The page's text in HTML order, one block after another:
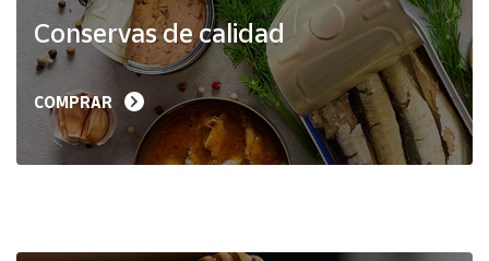
Productos
Solidarios
Ayuda
Conservas de calidad
COMPRAR